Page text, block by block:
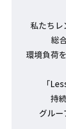
私たちレ
総
環境負荷
「
持
グルー